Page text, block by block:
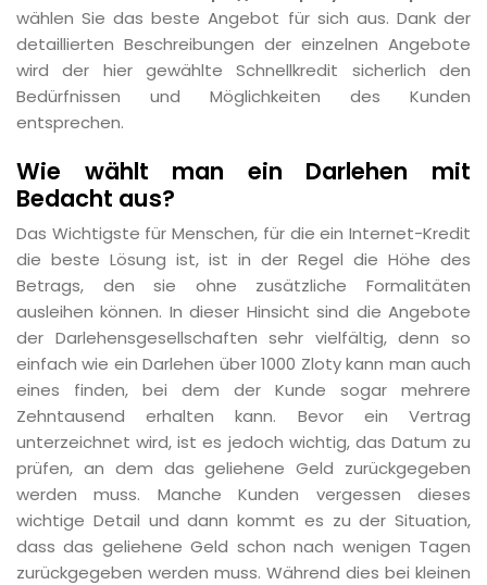
wählen Sie das beste Angebot für sich aus. Dank der
detaillierten Beschreibungen der einzelnen Angebote
wird der hier gewählte Schnellkredit sicherlich den
Bedürfnissen und Möglichkeiten des Kunden
entsprechen.
Wie wählt man ein Darlehen mit
Bedacht aus?
Das Wichtigste für Menschen, für die ein Internet-Kredit
die beste Lösung ist, ist in der Regel die Höhe des
Betrags, den sie ohne zusätzliche Formalitäten
ausleihen können. In dieser Hinsicht sind die Angebote
der Darlehensgesellschaften sehr vielfältig, denn so
einfach wie ein Darlehen über 1000 Zloty kann man auch
eines finden, bei dem der Kunde sogar mehrere
Zehntausend erhalten kann. Bevor ein Vertrag
unterzeichnet wird, ist es jedoch wichtig, das Datum zu
prüfen, an dem das geliehene Geld zurückgegeben
werden muss. Manche Kunden vergessen dieses
wichtige Detail und dann kommt es zu der Situation,
dass das geliehene Geld schon nach wenigen Tagen
zurückgegeben werden muss. Während dies bei kleinen